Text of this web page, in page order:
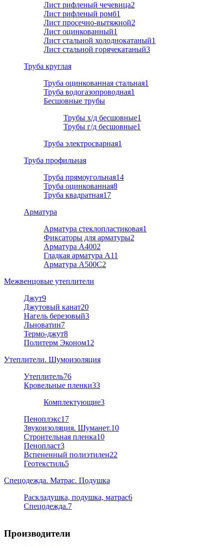
Лист рифленый чечевица2
Лист рифленый ромб1
Лист просечно-вытяжной2
Лист оцинкованный1
Лист стальной холоднокатаный1
Лист стальной горячекатаный3
Труба круглая
Труба оцинкованная стальная1
Труба водогазопроводная1
Бесшовные трубы
Трубы х/д бесшовные1
Трубы г/д бесшовные1
Труба электросварная1
Труба профильная
Труба прямоугольная14
Труба оцинкованная8
Труба квадратная17
Арматура
Арматура стеклопластиковая1
Фиксаторы для арматуры2
Арматура А4002
Гладкая арматура А11
Арматура A500C2
Межвенцовые утеплители
Джут9
Джутовый канат20
Нагель березовый3
Льноватин7
Термо-джут8
Политерм Эконом12
Утеплители. Шумоизоляция
Утеплитель76
Кровельные пленки33
Комплектующие3
Пеноплэкс17
Звукоизоляция. Шуманет.10
Строительная пленка10
Пенопласт3
Вспененный полиэтилен22
Геотекстиль5
Спецодежда. Матрас. Подушка
Раскладушка, подушка, матрас6
Спецодежда.7
Производители